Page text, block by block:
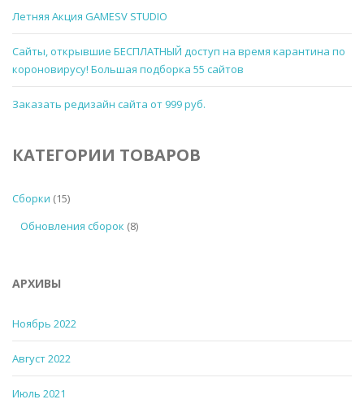
Летняя Акция GAMESV STUDIO
Сайты, открывшие БЕСПЛАТНЫЙ доступ на время карантина по
короновирусу! Большая подборка 55 сайтов
Заказать редизайн сайта от 999 руб.
КАТЕГОРИИ ТОВАРОВ
Сборки (15)
Обновления сборок (8)
АРХИВЫ
Ноябрь 2022
Август 2022
Июль 2021